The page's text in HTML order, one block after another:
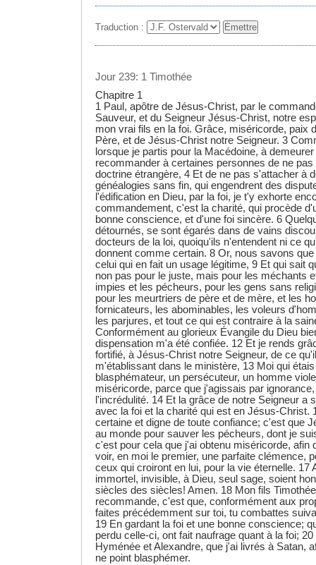
Traduction :
Jour 239: 1 Timothée
Chapitre 1
1 Paul, apôtre de Jésus-Christ, par le
Sauveur, et du Seigneur Jésus-Christ, notre
mon vrai fils en la foi. Grâce, miséricorde, paix
Père, et de Jésus-Christ notre Seigneur. 3
lorsque je partis pour la Macédoine, à
recommander à certaines personnes de ne pas
doctrine étrangère, 4 Et de ne pas s'attacher à
généalogies sans fin, qui engendrent des
l'édification en Dieu, par la foi, je t'y exhorte
commandement, c'est la charité, qui procède
bonne conscience, et d'une foi sincère. 6
détournés, se sont égarés dans de vains
docteurs de la loi, quoiqu'ils n'entendent ni ce
donnent comme certain. 8 Or, nous savons
celui qui en fait un usage légitime, 9 Et qui sait
non pas pour le juste, mais pour les méchants
impies et les pécheurs, pour les gens sans
pour les meurtriers de père et de mère, et les
fornicateurs, les abominables, les voleurs
les parjures, et tout ce qui est contraire à la
Conformément au glorieux Évangile du Dieu
dispensation m'a été confiée. 12 Et je rends
fortifié, à Jésus-Christ notre Seigneur, de ce
m'établissant dans le ministère, 13 Moi qui
blasphémateur, un persécuteur, un homme
miséricorde, parce que j'agissais par
l'incrédulité. 14 Et la grâce de notre Seigneur a
avec la foi et la charité qui est en Jésus-Christ.
certaine et digne de toute confiance; c'est que
au monde pour sauver les pécheurs, dont je
c'est pour cela que j'ai obtenu miséricorde, afin
voir, en moi le premier, une parfaite clémence,
ceux qui croiront en lui, pour la vie éternelle. 17
immortel, invisible, à Dieu, seul sage, soient
siècles des siècles! Amen. 18 Mon fils
recommande, c'est que, conformément aux
faites précédemment sur toi, tu combattes
19 En gardant la foi et une bonne conscience;
perdu celle-ci, ont fait naufrage quant à la foi;
Hyménée et Alexandre, que j'ai livrés à Satan,
ne point blasphémer.